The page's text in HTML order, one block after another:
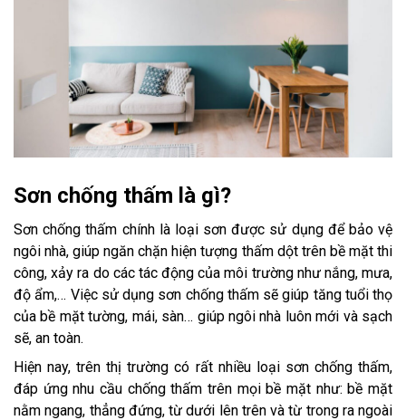
Sơn chống thấm là gì?
Sơn chống thấm chính là loại sơn được sử dụng để bảo vệ
ngôi nhà, giúp ngăn chặn hiện tượng thấm dột trên bề mặt thi
công, xảy ra do các tác động của môi trường như nắng, mưa,
độ ẩm,… Việc sử dụng sơn chống thấm sẽ giúp tăng tuổi thọ
của bề mặt tường, mái, sàn… giúp ngôi nhà luôn mới và sạch
sẽ, an toàn.
Hiện nay, trên thị trường có rất nhiều loại sơn chống thấm,
đáp ứng nhu cầu chống thấm trên mọi bề mặt như: bề mặt
nằm ngang, thẳng đứng, từ dưới lên trên và từ trong ra ngoài